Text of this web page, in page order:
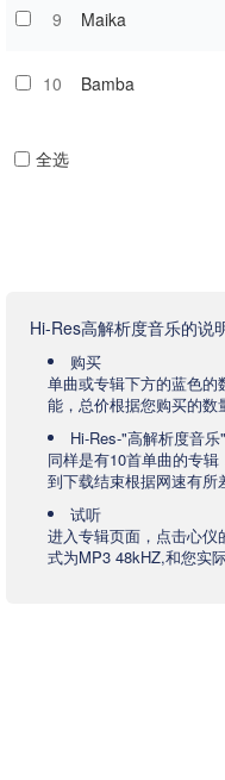
9 Maika
10 Bamba
全选
Hi-Res高解析度音乐的说
购买
单曲或专辑下方的蓝色
能，总价根据您购买的数
Hi-Res-"高解析度音乐"
同样是有10首单曲的专
到下载结束根据网速有所
试听
进入专辑页面，点击心仪
式为MP3 48kHZ,和您实